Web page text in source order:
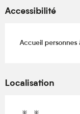
Accessibilité
Accueil
Localisation